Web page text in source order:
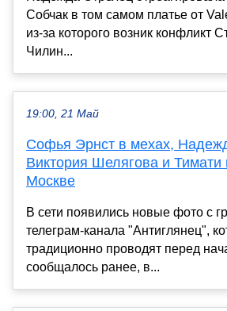
Собчак в том самом платье от
из-за которого возник конфликт
Чилин...
19:00, 21 Май
Софья Эрнст в мехах,
Виктория Шелягова и Тимати
Москве
В сети появились новые фото с
телеграм-канала "Антиглянец",
традиционно проводят перед
сообщалось ранее, в...